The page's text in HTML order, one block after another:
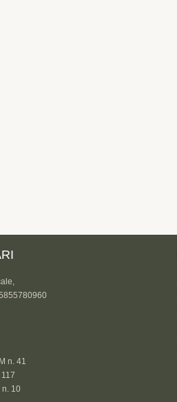
n. 41
n. 10